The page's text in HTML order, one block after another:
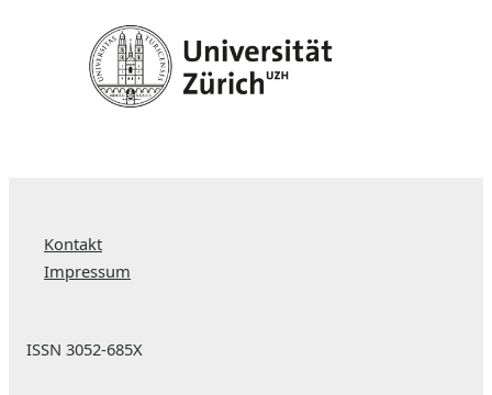
Kontakt
Impressum
ISSN 3052-685X